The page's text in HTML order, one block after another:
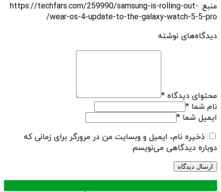
منبع: https://techfars.com/259990/samsung-is-rolling-out-
wear-os-4-update-to-the-galaxy-watch-5-5-pro/
دیدگاه‌های نوشته
محتوای دیدگاه *
نام شما *
ایمیل شما *
ذخیره نام، ایمیل و وبسایت من در مرورگر برای زمانی که
دوباره دیدگاهی می‌نویسم.
.